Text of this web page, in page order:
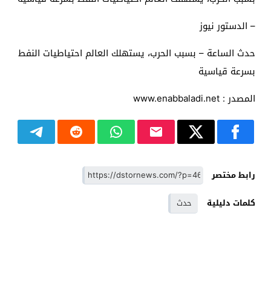
– الدستور نيوز
حدث الساعة – بسبب الحرب، يستهلك العالم احتياطيات النفط
بسرعة قياسية
المصدر : www.enabbaladi.net
رابط مختصر
كلمات دليلية
حدث